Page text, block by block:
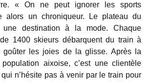
« On ne peut ignorer les sports
alors un chroniqueur. Le plateau du
une destination à la mode. Chaque
1400 skieurs débarquent du train à
goûter les joies de la glisse. Après la
aixoise, c’est une clientèle
n’hésite pas à venir par le train pour